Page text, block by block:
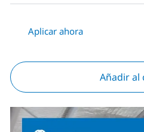
Aplicar ahora
Añadir al